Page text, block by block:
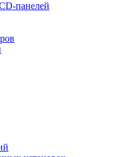
панелей